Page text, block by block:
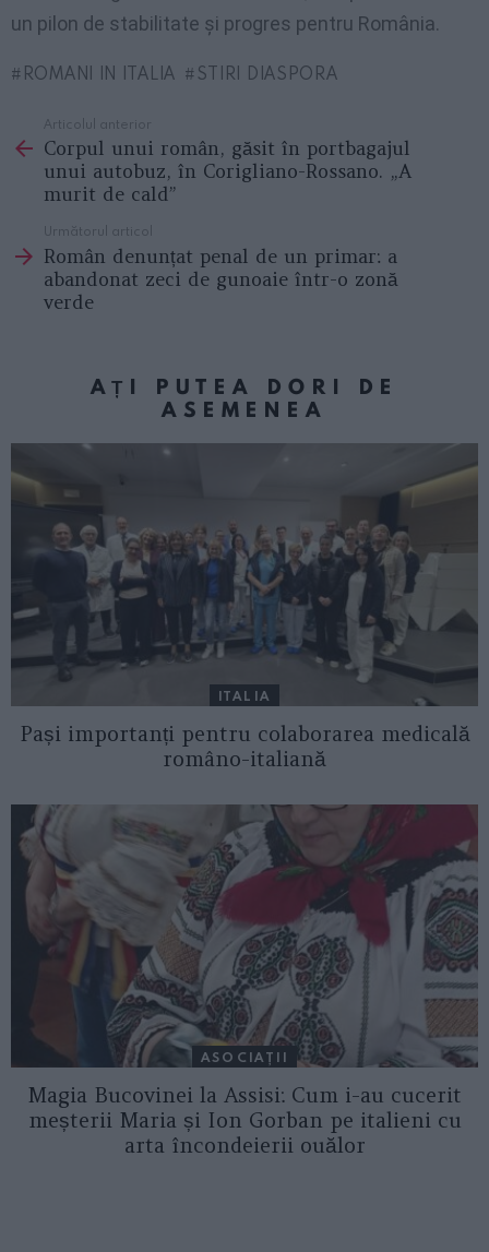
un pilon de stabilitate și progres pentru România.
ROMANI IN ITALIA STIRI DIASPORA
more
Articolul anterior
Corpul unui român, găsit în portbagajul
unui autobuz, în Corigliano-Rossano. „A
murit de cald”
Următorul articol
Român denunțat penal de un primar: a
abandonat zeci de gunoaie într-o zonă
verde
AȚI PUTEA DORI DE
ASEMENEA
ITALIA
Pași importanți pentru colaborarea medicală
româno-italiană
ASOCIAŢII
Magia Bucovinei la Assisi: Cum i-au cucerit
meșterii Maria și Ion Gorban pe italieni cu
arta încondeierii ouălor